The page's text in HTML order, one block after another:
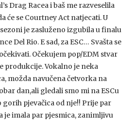
Drag Racea i baš me razveselila
će se Courtney Act natjecati. U
je zasluženo izgubila u finalu
Del Rio. E sad, za ESC… Svašta se
Očekujem pop/EDM stvar
produkcije. Vokalno je neka
možda navučena četvorka na
dan,ali gledali smo mi na ESCu
gorih pjevačica od nje!! Prije par
je imala par pjesmica, zanimljivu